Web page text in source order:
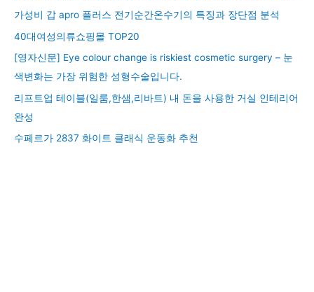
가성비 갑 apro 플러스 전기순간온수기의 특징과 장단점 분석
40대여성의류쇼핑몰 TOP20
[영자신문] Eye colour change is riskiest cosmetic surgery – 눈
색변화는 가장 위험한 성형수술입니다.
리프트업 테이블(일룸,한샘,리바트) 내 돈을 사용한 거실 인테리어
완성
수페르가 2837 화이트 클래식 운동화 추천